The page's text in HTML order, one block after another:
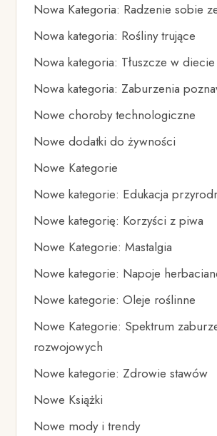
Nowa Kategoria: Radzenie sobie
Nowa kategoria: Rośliny trujące
Nowa kategoria: Tłuszcze w diecie
Nowa kategoria: Zaburzenia
Nowe choroby technologiczne
Nowe dodatki do żywności
Nowe Kategorie
Nowe kategorie: Edukacja
Nowe kategorię: Korzyści z piwa
Nowe Kategorie: Mastalgia
Nowe kategorie: Napoje
Nowe kategorie: Oleje roślinne
Nowe Kategorie: Spektrum
rozwojowych
Nowe kategorie: Zdrowie stawów
Nowe Książki
Nowe mody i trendy